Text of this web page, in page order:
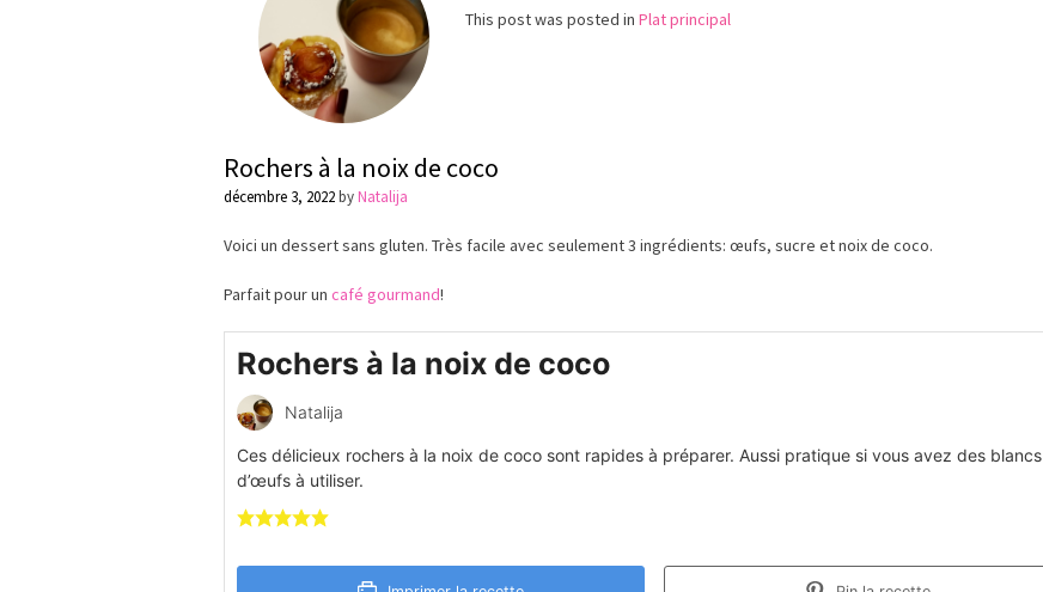
This post was posted in Plat principal
Rochers à la noix de coco
décembre 3, 2022byNatalija
Voici un dessert sans gluten. Très facile avec seulement 3 ingrédients: œufs, sucre et noix de coco.
Parfait pour un café gourmand!
Rochers à la noix de coco
Natalija
Ces délicieux rochers à la noix de coco sont rapides à préparer. Aussi pratique si vous avez des blancs
d’œufs à utiliser.